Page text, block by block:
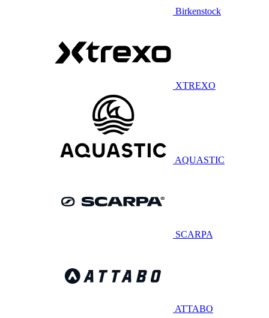
Birkenstock
XTREXO
AQUASTIC
SCARPA
ATTABO